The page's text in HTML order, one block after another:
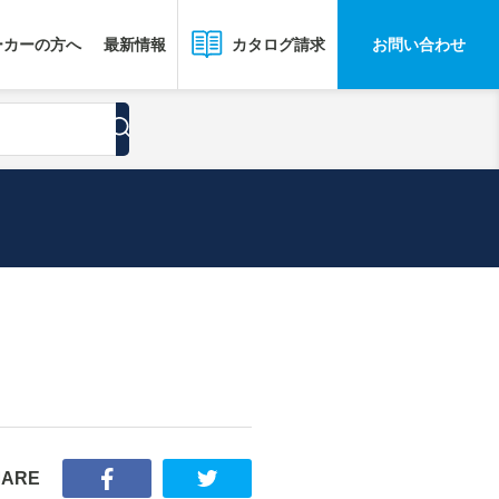
ーの方へ 最新情報 カタログ請求 お問い合わせ